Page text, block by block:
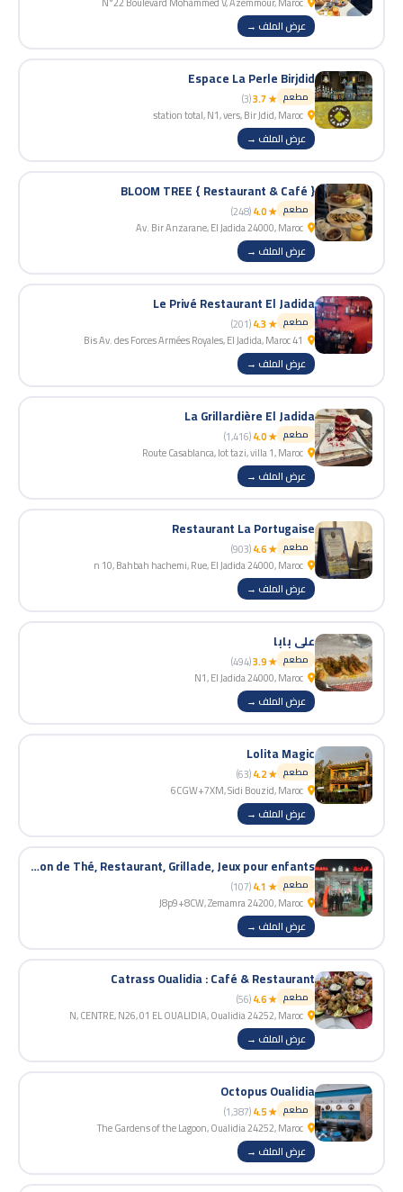
عرض الملف →
Espace La Perle Birjdid
مطعم ★ 3.7
(3)
عرض الملف →
BLOOM TREE { Restaurant & Café }
مطعم ★ 4.0
(248)
عرض الملف →
Le Privé Restaurant El Jadida
مطعم ★ 4.3
(201)
عرض الملف →
La Grillardière El Jadida
مطعم ★ 4.0
(1,416)
عرض الملف →
Restaurant La Portugaise
مطعم ★ 4.6
(903)
عرض الملف →
علي بابا
مطعم ★ 3.9
(494)
عرض الملف →
Lolita Magic
مطعم ★ 4.2
(63)
عرض الملف →
Espace Erraha : Café, Salon de Thé, Restaurant, Grillade, Jeux pour enfants
مطعم ★ 4.1
(107)
عرض الملف →
Catrass Oualidia : Café & Restaurant
مطعم ★ 4.6
(56)
عرض الملف →
Octopus Oualidia
مطعم ★ 4.5
(1,387)
عرض الملف →